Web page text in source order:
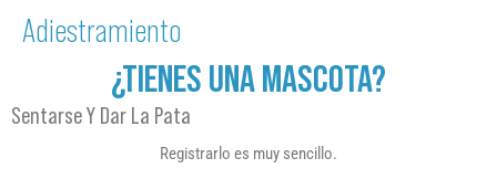
Adiestramiento
¿TIENES UNA MASCOTA?
Sentarse Y Dar La Pata
Registrarlo es muy sencillo.